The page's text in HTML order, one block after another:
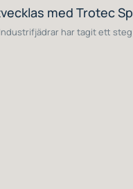
med Trotec
har tagit ett